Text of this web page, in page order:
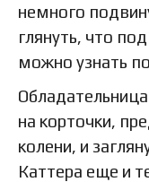
немного
глянуть, что
можно узнать
на корточки,
колени, и
Каттера еще и